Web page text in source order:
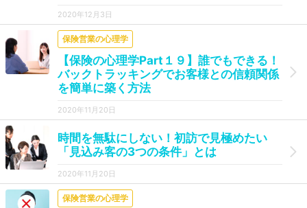
2020年12月3日
保険営業の心理学
【保険の心理学Part１９】誰でもできる！
バックトラッキングでお客様との信頼関係
を簡単に築く方法
2020年11月20日
時間を無駄にしない！初訪で見極めたい
「見込み客の3つの条件」とは
2020年11月20日
保険営業の心理学